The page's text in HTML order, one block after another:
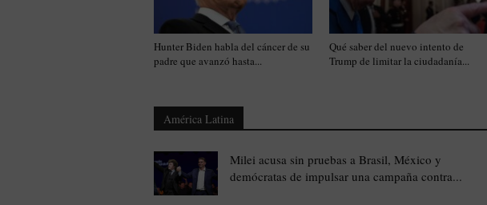
Hunter Biden habla del cáncer de su
padre que avanzó hasta...
Qué saber del nuevo intento de
Trump de limitar la ciudadanía...
América Latina
Milei acusa sin pruebas a Brasil, México y
demócratas de impulsar una campaña contra...